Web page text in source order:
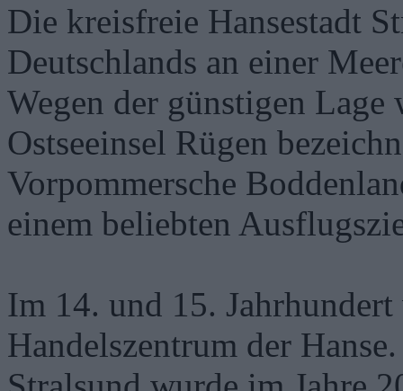
Die kreisfreie Hansestadt
Deutschlands an einer
Wegen der günstigen
Ostseeinsel Rügen
Vorpommersche
einem beliebten
Im 14. und 15.
Handelszentrum der